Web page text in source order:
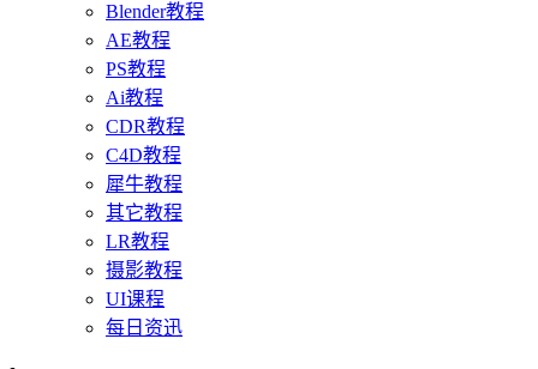
Blender教程
AE教程
PS教程
Ai教程
CDR教程
C4D教程
犀牛教程
其它教程
LR教程
摄影教程
UI课程
每日资迅